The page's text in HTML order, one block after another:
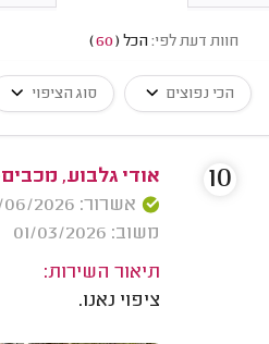
חוות דעת לפי: הכל (
60
)
הכי נפוצים סוג הציפוי
אודי גלבוע,
אשרור: 13/06/2026
משוב: 01/03/2026
תיאור השירות:
ציפוי נאנו.
10